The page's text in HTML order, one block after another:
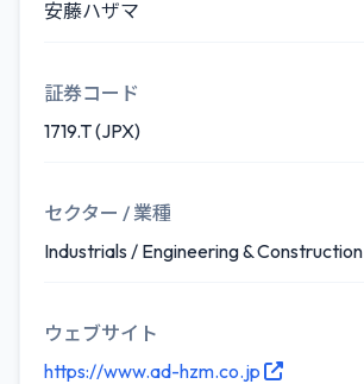
安藤ハザマ
証券コード
1719.T (JPX)
セクター / 業種
Industrials / Engineering & Construction
ウェブサイト
https://www.ad-hzm.co.jp